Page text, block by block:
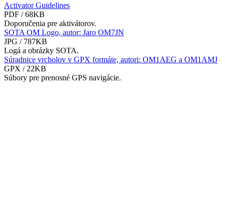
Activator Guidelines
PDF / 68KB
Doporučenia pre aktivátorov.
SOTA OM Logo, autor: Jaro OM7JN
JPG / 787KB
Logá a obrázky SOTA.
Súradnice vrcholov v GPX formáte, autori: OM1AEG a OM1AMJ
GPX / 22KB
Súbory pre prenosné GPS navigácie.